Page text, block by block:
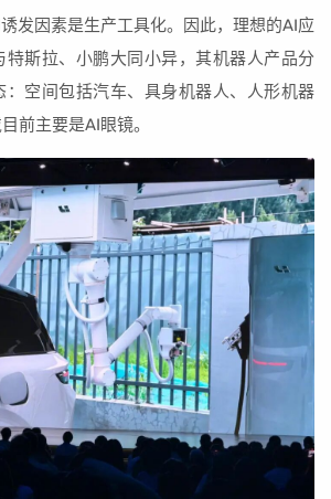
发因素是生产工具化。因此，理想的AI应
特斯拉、小鹏大同小异，其机器人产品分
：空间包括汽车、具身机器人、人形机器
前主要是AI眼镜。